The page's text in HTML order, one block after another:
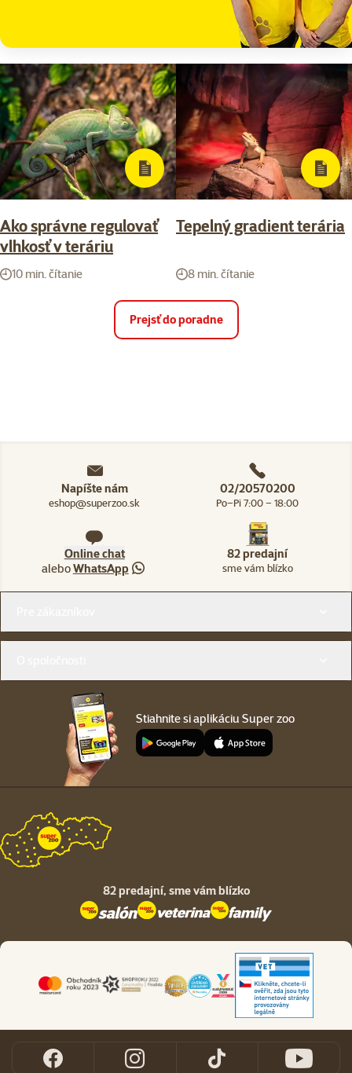
Ako správne regulovať
vlhkosť v teráriu
10 min. čítanie
Tepelný gradient terária
8 min. čítanie
Prejsť do poradne
Napíšte nám
eshop@superzoo.sk
02/20570200
Po–Pi 7:00 – 18:00
Online chat
aleboWhatsApp
82 predajní
sme vám blízko
Stiahnite si aplikáciu Super zoo
82 predajní, sme vám blízko